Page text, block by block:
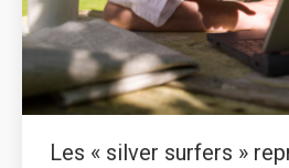
Les « silver surfers »